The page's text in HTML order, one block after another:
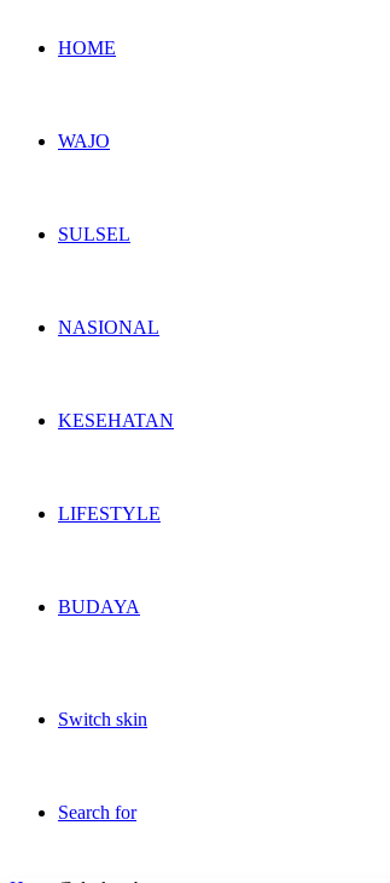
HOME
WAJO
SULSEL
NASIONAL
KESEHATAN
LIFESTYLE
BUDAYA
Switch skin
Search for